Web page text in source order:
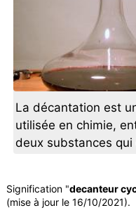
La décantation est
utilisée en chimie,
deux substances
Signification "decanteur
(mise à jour le 16/10/2021).